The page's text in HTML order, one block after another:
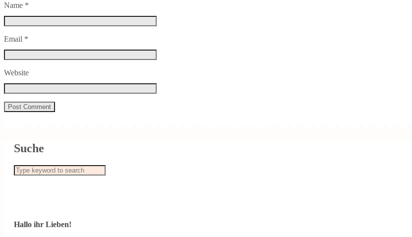
Name *
Email *
Website
Suche
Hallo ihr Lieben!